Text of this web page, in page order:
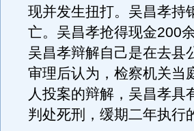
现并发生扭打。吴昌孝持
亡。吴昌孝抢得现金200
吴昌孝辩解自己是在去县
审理后认为，检察机关当
人投案的辩解，吴昌孝具
判处死刑，缓期二年执行